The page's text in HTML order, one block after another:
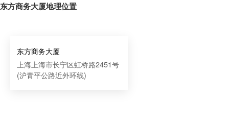
东方商务大厦地理位置
东方商务大厦
上海上海市长宁区虹桥路2451号
(沪青平公路近外环线)